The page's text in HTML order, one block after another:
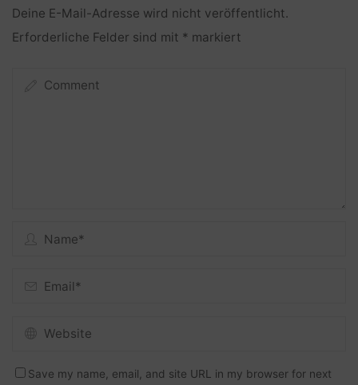
Deine E-Mail-Adresse wird nicht veröffentlicht.
Erforderliche Felder sind mit * markiert
Save my name, email, and site URL in my browser for next